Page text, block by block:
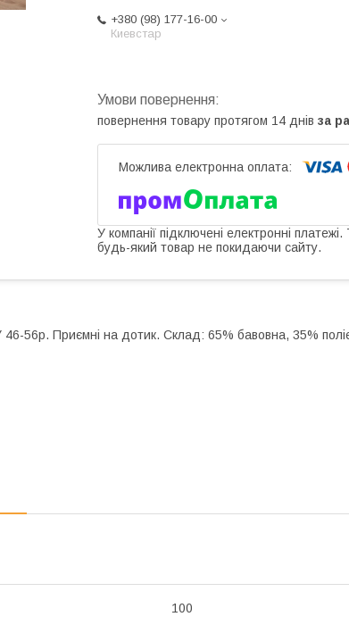
+380 (98) 177-16-00
Киевстар
повернення товару протягом 14 днів за
У компанії підключені електронні
будь-який товар не покидаючи сайту.
56р. Приємні на дотик. Склад: 65% бавовна, 35%
100